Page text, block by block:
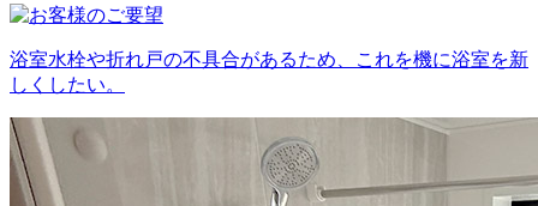
浴室水栓や折れ戸の不具合があるため、これを機に浴室を新
しくしたい。